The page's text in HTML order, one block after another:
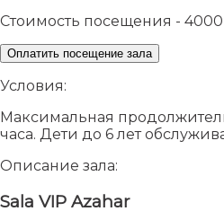
Стоимость посещения -
Оплатить посещение зала
Условия:
Максимальная
часа. Дети до 6 лет
Описание зала:
Sala VIP Azahar